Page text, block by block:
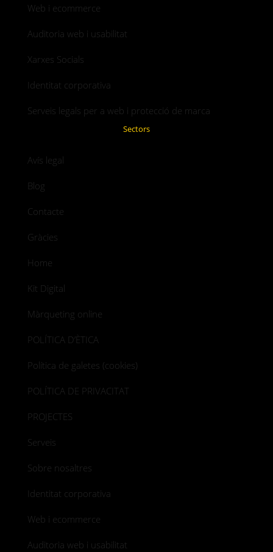
Web i ecommerce
Auditoria web i usabilitat
Xarxes Socials
Identitat corporativa
Serveis legals per a web i protecció de marca
Sectors
Avís legal
Blog
Contacte
Gràcies
Home
Kit Digital
Màrqueting online
POLÍTICA D’ÈTICA
Política de galetes (cookies)
POLÍTICA DE PRIVACITAT
PROJECTES
Serveis
Sobre nosaltres
Identitat corporativa
Web i ecommerce
Auditoria web i usabilitat